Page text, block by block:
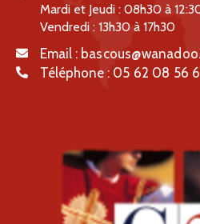
Mardi et Jeudi : 08h30 à
Vendredi : 13h30 à 17h30
Email :
Téléphone : 05 62 08 56